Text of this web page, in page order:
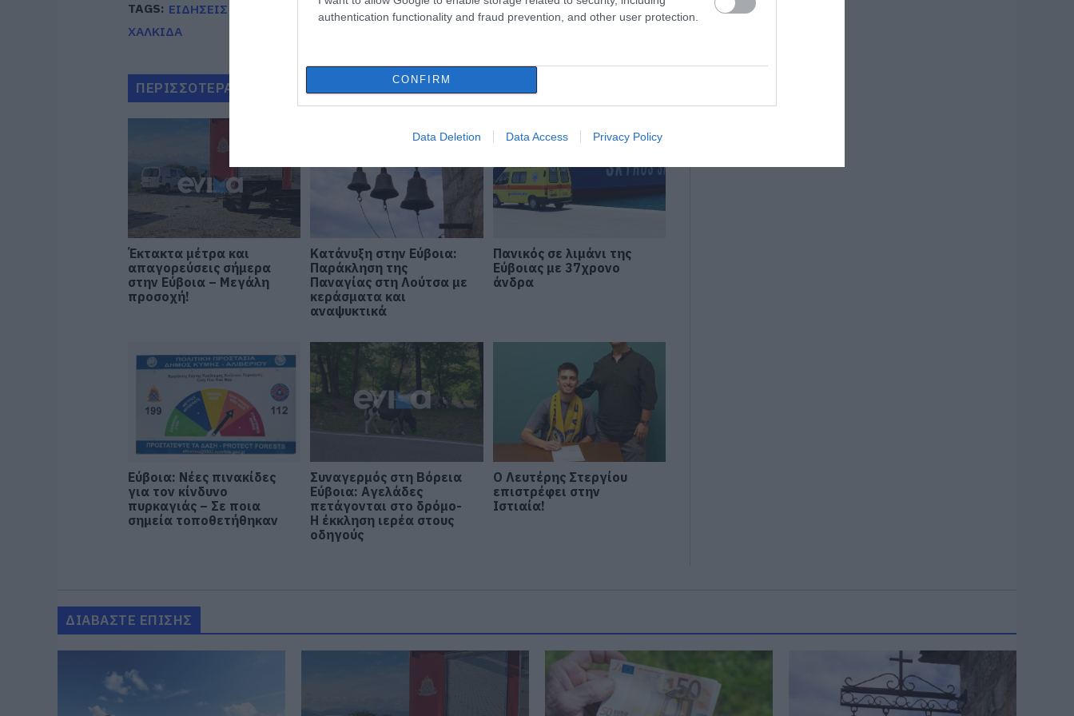
authentication functionality and fraud prevention, and other user protection.
CONFIRM
Data Deletion Data Access Privacy Policy
TAGS: ΕΙΔΗΣΕΙΣ ΕΥΒΟΙΑ ΕΥΒΟΙΑ ΚΑΜΙΝΑΔΑ ΝΕΑ ΠΟΛΥΚΑΤΟΙΚΙΑ
ΦΩΤΙΑ
ΧΑΛΚΙΔΑ
ΠΕΡΙΣΣΟΤΕΡΑ ΑΠΟ ΕΙΔΗΣΕΙΣ ΕΥΒΟΙΑ
Έκτακτα μέτρα και
απαγορεύσεις σήμερα
στην Εύβοια – Μεγάλη
προσοχή!
Κατάνυξη στην Εύβοια:
Παράκληση της
Παναγίας στη Λούτσα με
κεράσματα και
αναψυκτικά
Πανικός σε λιμάνι της
Εύβοιας με 37χρονο
άνδρα
Εύβοια: Νέες πινακίδες
για τον κίνδυνο
πυρκαγιάς – Σε ποια
σημεία τοποθετήθηκαν
Συναγερμός στη Βόρεια
Εύβοια: Αγελάδες
πετάγονται στο δρόμο-
Η έκκληση ιερέα στους
οδηγούς
Ο Λευτέρης Στεργίου
επιστρέφει στην
Ιστιαία!
ΔΙΑΒΑΣΤΕ ΕΠΙΣΗΣ